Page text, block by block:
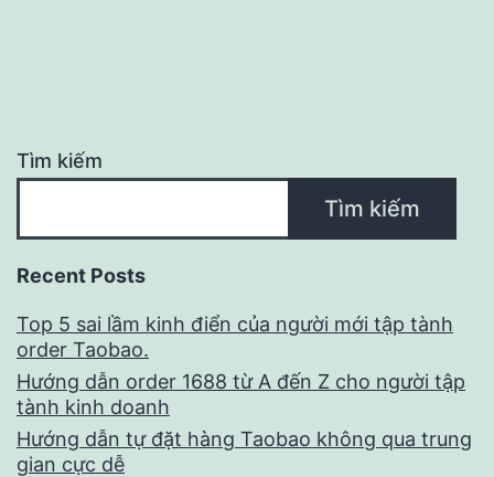
Tìm kiếm
Tìm kiếm
Recent Posts
Top 5 sai lầm kinh điển của người mới tập tành
order Taobao.
Hướng dẫn order 1688 từ A đến Z cho người tập
tành kinh doanh
Hướng dẫn tự đặt hàng Taobao không qua trung
gian cực dễ